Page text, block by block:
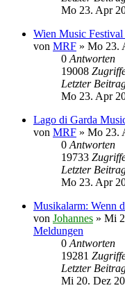
Mo 23. Apr
Wien Music
von MRF » Mo 23.
0 Antworten
19008
Letzter
Mo 23. Apr
Lago di Garda
von MRF » Mo 23.
0 Antworten
19733
Letzter
Mo 23. Apr
Musikalarm: Wenn
von Johannes » Mi
Meldungen
0 Antworten
19281
Letzter
Mi 20. Dez